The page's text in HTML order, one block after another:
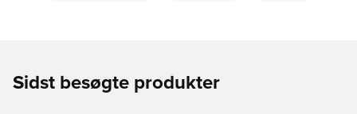
Sidst besøgte produkter